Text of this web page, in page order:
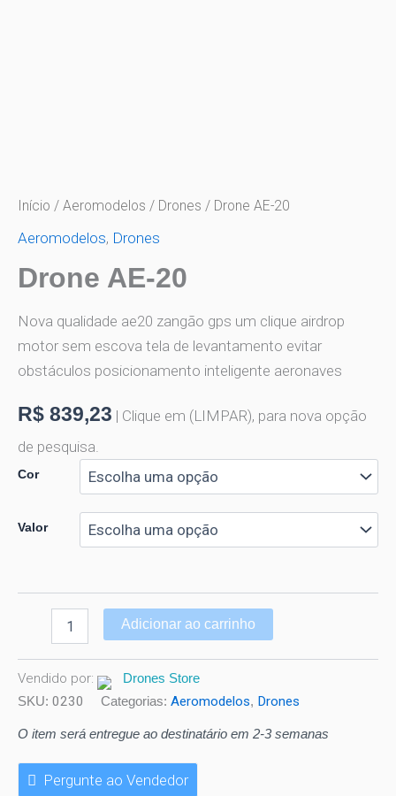
Início / Aeromodelos / Drones / Drone AE-20
Aeromodelos, Drones
Drone AE-20
Nova qualidade ae20 zangão gps um clique airdrop
motor sem escova tela de levantamento evitar
obstáculos posicionamento inteligente aeronaves
R$ 839,23 | Clique em (LIMPAR), para nova opção
de pesquisa.
Cor
Valor
Adicionar ao carrinho
Vendido por:
Drones Store
SKU: 0230 Categorias: Aeromodelos, Drones
O item será entregue ao destinatário em 2-3 semanas
Pergunte ao Vendedor